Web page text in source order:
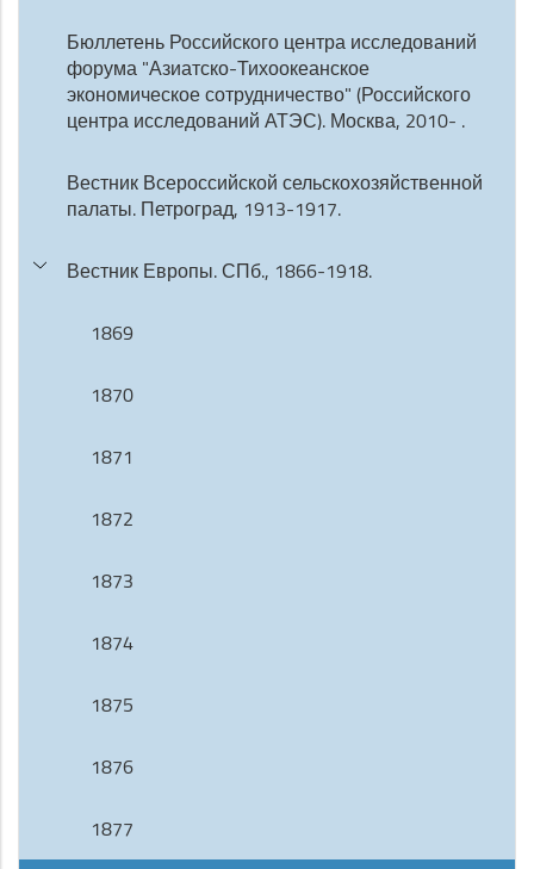
Бюллетень Российского центра исследований
форума "Азиатско-Тихоокеанское
экономическое сотрудничество" (Российского
центра исследований АТЭС). Москва, 2010- .
Вестник Всероссийской сельскохозяйственной
палаты. Петроград, 1913-1917.
Вестник Европы. СПб., 1866-1918.
1869
1870
1871
1872
1873
1874
1875
1876
1877